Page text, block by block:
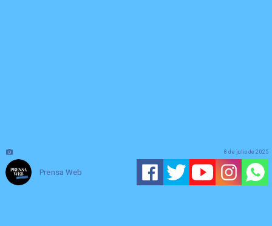
Prensa Web
8 de julio de 2025